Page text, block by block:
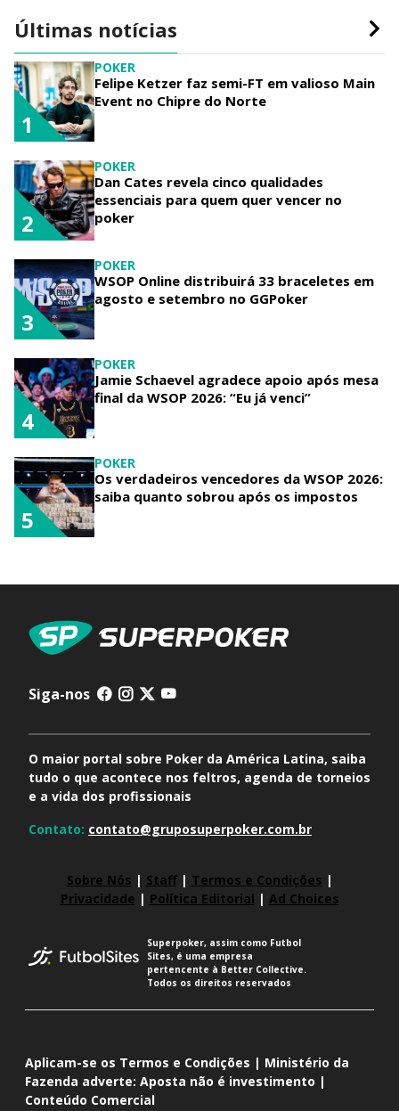
Últimas notícias
POKER
Felipe Ketzer faz semi-FT em valioso Main
Event no Chipre do Norte
1
POKER
Dan Cates revela cinco qualidades
essenciais para quem quer vencer no
poker
2
POKER
WSOP Online distribuirá 33 braceletes em
agosto e setembro no GGPoker
3
POKER
Jamie Schaevel agradece apoio após mesa
final da WSOP 2026: “Eu já venci”
4
POKER
Os verdadeiros vencedores da WSOP 2026:
saiba quanto sobrou após os impostos
5
Siga-nos
O maior portal sobre Poker da América Latina, saiba
tudo o que acontece nos feltros, agenda de torneios
e a vida dos profissionais
Contato: contato@gruposuperpoker.com.br
Sobre Nós | Staff| Termos e Condições |
Privacidade | Política Editorial | Ad Choices
Superpoker, assim como Futbol
Sites, é uma empresa
pertencente à Better Collective.
Todos os direitos reservados
Aplicam-se os Termos e Condições | Ministério da
Fazenda adverte: Aposta não é investimento |
Conteúdo Comercial